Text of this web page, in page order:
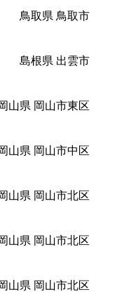
鳥取県 鳥取市
島根県 出雲市
山県 岡山市東区
山県 岡山市中区
山県 岡山市北区
山県 岡山市北区
山県 岡山市北区